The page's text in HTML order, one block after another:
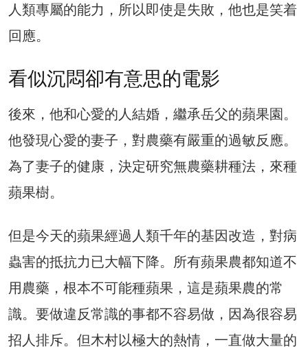
人類專屬的能力，所以即使是失敗，他也是笑着
回應。
看似沉悶卻有意思的電影
後來，他和心愛的人結婚，繼承岳父的蘋果園。
他發現心愛的妻子，對農藥有嚴重的過敏反應。
為了妻子的健康，決定研究無農藥耕種法，來種
蘋果樹。
但是今天的蘋果經過人類千年的基因改造，對病
蟲害的抵抗力已大幅下降。所有蘋果農都知道不
用農藥，根本不可能種蘋果，這是蘋果農的常
識。要做違反常識的事都不容易做，因為很容易
招人排斥。但木村以極大的熱情，一直做大量的